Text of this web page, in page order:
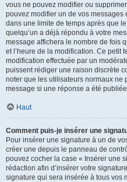
vous ne pouvez modifier ou
pouvez modifier un de vos
dans une limite de temps après que
quelqu’un a déjà répondu à votre
message affichera le nombre de fois
et l’heure de la modification. Ce petit
modification effectuée par un
puissent rédiger une raison discrète
noter que les utilisateurs normaux ne
message si une réponse a été
Haut
Comment puis-je insérer une
Pour insérer une signature à un de
créer une depuis le panneau de
pouvez cocher la case « Insérer une
rédaction afin d’insérer votre
signature qui sera insérée à tous vos